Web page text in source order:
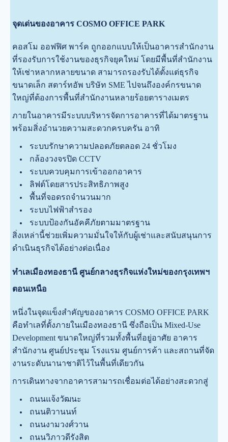
จุดเด่นของอาคาร COSMO OFFICE PARK
คอสโม ออฟฟิศ พาร์ค ถูกออกแบบให้เป็นอาคารสำนักงาน
ที่รองรับการใช้งานของธุรกิจยุคใหม่ โดยมีพื้นที่สำนักงาน
ให้เช่าหลากหลายขนาด สามารถรองรับได้ตั้งแต่ธุรกิจ
ขนาดเล็ก สตาร์ทอัพ บริษัท SME ไปจนถึงองค์กรขนาด
ใหญ่ที่ต้องการพื้นที่สำนักงานหลายร้อยตารางเมตร
ภายในอาคารมีระบบบริหารจัดการอาคารที่ได้มาตรฐาน
พร้อมสิ่งอำนวยความสะดวกครบครัน อาทิ
ระบบรักษาความปลอดภัยตลอด 24 ชั่วโมง
กล้องวงจรปิด CCTV
ระบบควบคุมการเข้าออกอาคาร
ลิฟต์โดยสารประสิทธิภาพสูง
พื้นที่จอดรถจำนวนมาก
ระบบไฟฟ้าสำรอง
ระบบป้องกันอัคคีภัยตามมาตรฐาน
สิ่งเหล่านี้ช่วยเพิ่มความมั่นใจให้กับผู้เช่าและสนับสนุนการ
ดำเนินธุรกิจได้อย่างต่อเนื่อง
ทำเลเมืองทองธานี ศูนย์กลางธุรกิจแห่งใหม่ของกรุงเทพฯ
ตอนเหนือ
หนึ่งในจุดแข็งสำคัญของอาคาร COSMO OFFICE PARK
คือทำเลที่ตั้งภายในเมืองทองธานี ซึ่งถือเป็น Mixed-Use
Development ขนาดใหญ่ที่รวมทั้งพื้นที่อยู่อาศัย อาคาร
สำนักงาน ศูนย์ประชุม โรงแรม ศูนย์การค้า และสถานที่จัด
งานระดับนานาชาติไว้ในพื้นที่เดียวกัน
การเดินทางจากอาคารสามารถเชื่อมต่อได้อย่างสะดวกสู่
ถนนแจ้งวัฒนะ
ถนนติวานนท์
ถนนงามวงศ์วาน
ถนนวิภาวดีรังสิต